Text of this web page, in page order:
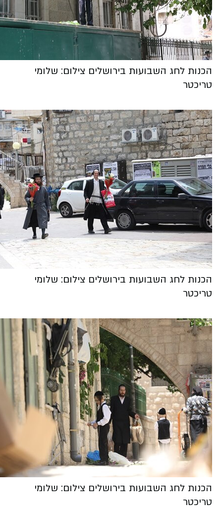
הכנות לחג השבועות בירושלים צילום: שלומי
טריכטר
הכנות לחג השבועות בירושלים צילום: שלומי
טריכטר
הכנות לחג השבועות בירושלים צילום: שלומי
טריכטר